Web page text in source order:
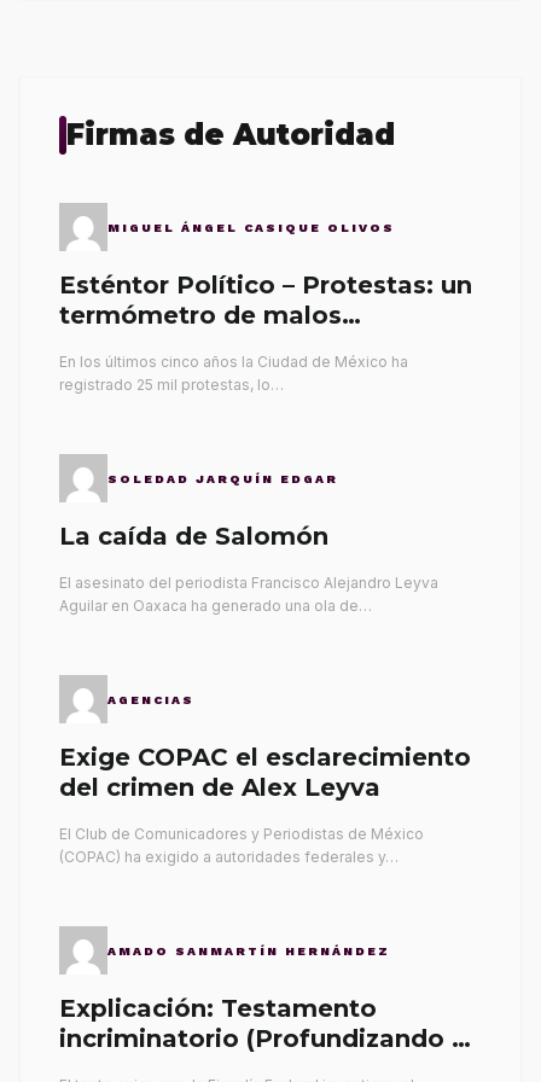
Firmas de Autoridad
MIGUEL ÁNGEL CASIQUE OLIVOS
Esténtor Político – Protestas: un
termómetro de malos
En los últimos cinco años la Ciudad de México ha
registrado 25 mil protestas, lo…
SOLEDAD JARQUÍN EDGAR
La caída de Salomón
El asesinato del periodista Francisco Alejandro Leyva
Aguilar en Oaxaca ha generado una ola de…
AGENCIAS
Exige COPAC el esclarecimiento
del crimen de Alex Leyva
El Club de Comunicadores y Periodistas de México
(COPAC) ha exigido a autoridades federales y…
AMADO SANMARTÍN HERNÁNDEZ
Explicación: Testamento
incriminatorio (Profundizando su